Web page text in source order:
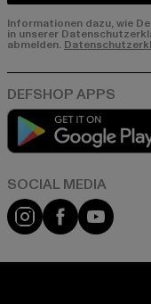
Informationen dazu, wie
in unserer
abmelden.
Instagram
Facebook